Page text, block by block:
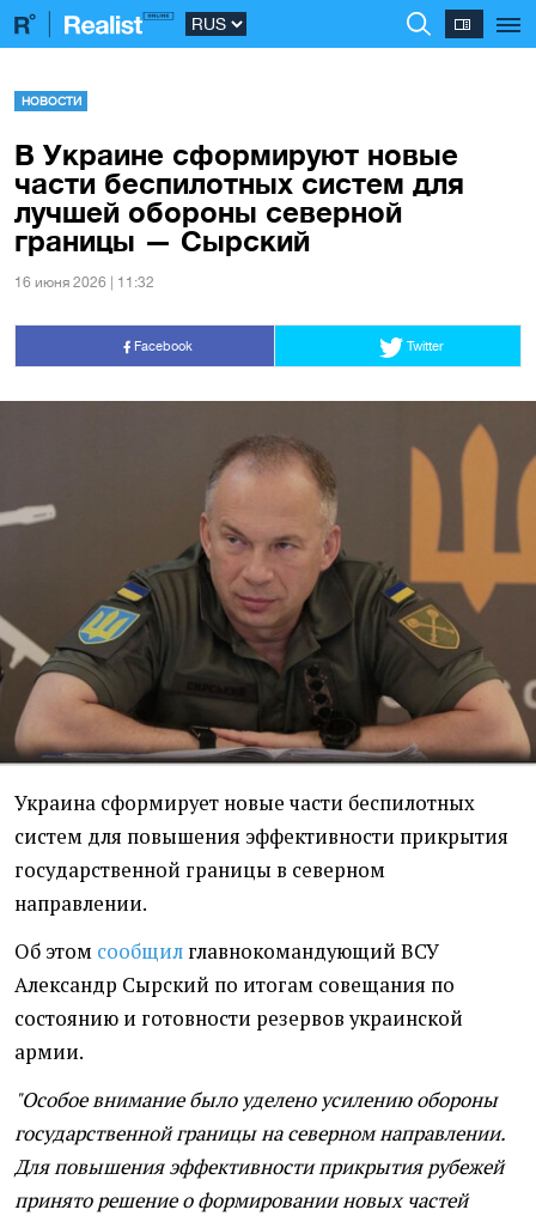
НОВОСТИ
В Украине сформируют новые
части беспилотных систем для
лучшей обороны северной
границы — Сырский
16 июня 2026 | 11:32
Facebook Twitter
Украина сформирует новые части беспилотных
систем для повышения эффективности прикрытия
государственной границы в северном
направлении.
Об этом сообщил главнокомандующий ВСУ
Александр Сырский по итогам совещания по
состоянию и готовности резервов украинской
армии.
"Особое внимание было уделено усилению обороны
государственной границы на северном направлении.
Для повышения эффективности прикрытия рубежей
принято решение о формировании новых частей